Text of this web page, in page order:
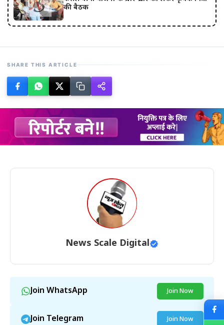
की बैठक
SHARE THIS ARTICLE
News Scale Digital
Join WhatsApp Join Now
Join Telegram Join Now